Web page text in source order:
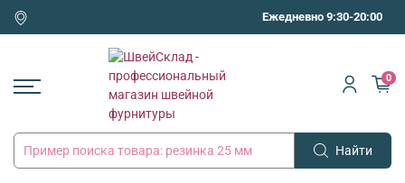
Ежедневно 9:30-20:00
Найти
0